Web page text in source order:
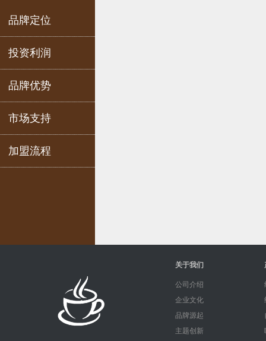
品牌定位
投资利润
品牌优势
市场支持
加盟流程
关于我们
公司介绍
企业文化
品牌源起
主题创新